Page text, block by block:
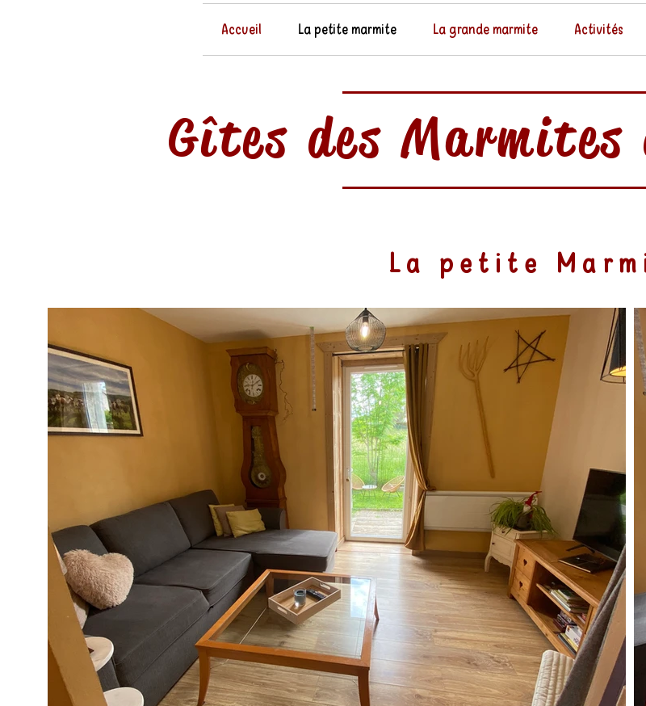
Accueil La petite marmite La grande marmite Activités
Gîtes des Marmites
La petite